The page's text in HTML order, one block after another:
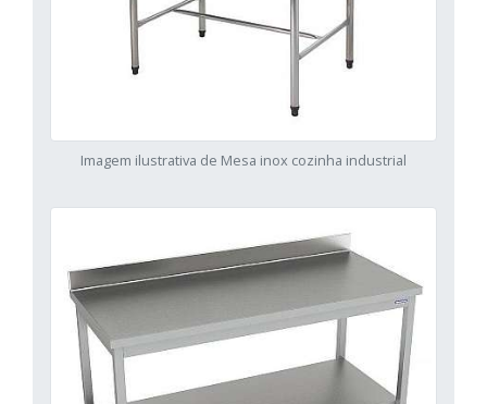
Imagem ilustrativa de Mesa inox cozinha industrial